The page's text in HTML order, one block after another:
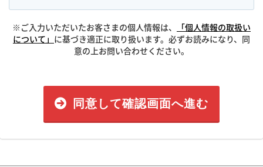
※ご入力いただいたお客さまの個人情報は、
「個人情報の取扱い
について」 に基づき適正に取り扱います。必ずお読みになり、同
意の上お問い合わせください。
同意して確認画面へ進む